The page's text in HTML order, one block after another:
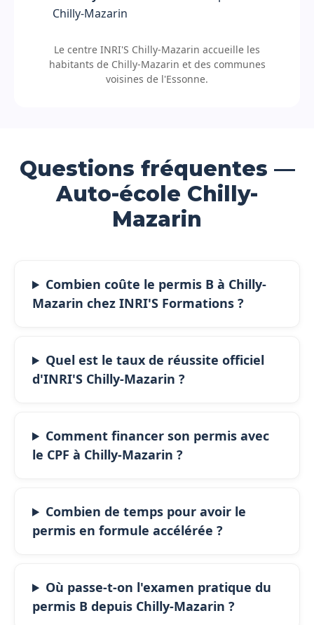
Chilly-Mazarin
Le centre INRI'S Chilly-Mazarin accueille les
habitants de Chilly-Mazarin et des communes
voisines de l'Essonne.
Questions fréquentes —
Auto-école Chilly-
Mazarin
Combien coûte le permis B à Chilly-
Mazarin chez INRI'S Formations ?
Quel est le taux de réussite officiel
d'INRI'S Chilly-Mazarin ?
Comment financer son permis avec
le CPF à Chilly-Mazarin ?
Combien de temps pour avoir le
permis en formule accélérée ?
Où passe-t-on l'examen pratique du
permis B depuis Chilly-Mazarin ?